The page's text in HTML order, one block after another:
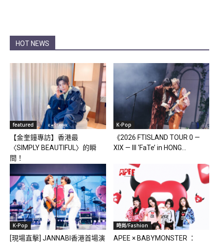
HOT NEWS
featured
【金奎鐘專訪】香港最
〈SIMPLY BEAUTIFUL〉的瞬
間！
K-Pop
《2026 FTISLAND TOUR 0 —
XIX — III ‘FaTe’ in HONG...
K-Pop
[現場直擊] JANNABI香港首場演
時尚/Fashion
APEE × BABYMONSTER ：